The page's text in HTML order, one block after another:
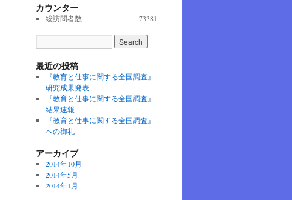
カウンター
73381
総訪問者数:
最近の投稿
『教育と仕事に関する全国調査』
研究成果発表
『教育と仕事に関する全国調査』
結果速報
『教育と仕事に関する全国調査』
への御礼
アーカイブ
2014年10月
2014年5月
2014年1月